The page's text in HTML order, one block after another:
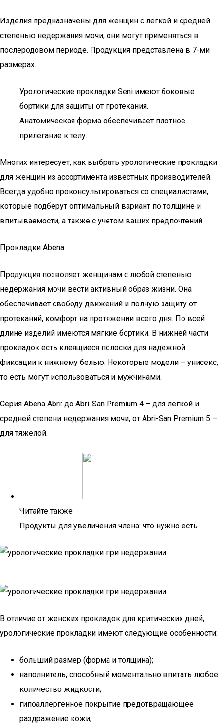
Изделия предназначены для женщин с легкой и средней
степенью недержания мочи, они могут применяться в
послеродовом периоде. Продукция представлена в 7-ми
размерах.
Урологические прокладки Seni имеют боковые
бортики для защиты от протекания.
Анатомическая форма обеспечивает плотное
прилегание к телу.
Многих интересует, как выбрать урологические прокладки
для женщин из ассортимента известных производителей.
Всегда удобно проконсультироваться со специалистами,
которые подберут оптимальный вариант по толщине и
впитываемости, а также с учетом ваших предпочтений.
Прокладки Abena
Продукция позволяет женщинам с любой степенью
недержания мочи вести активный образ жизни. Она
обеспечивает свободу движений и полную защиту от
протеканий, комфорт на протяжении всего дня. По всей
длине изделий имеются мягкие бортики. В нижней части
прокладок есть клеящиеся полоски для надежной
фиксации к нижнему белью. Некоторые модели – унисекс,
то есть могут использоваться и мужчинами.
Серия Abena Abri: до Abri-San Premium 4 – для легкой и
средней степени недержания мочи, от Abri-San Premium 5 –
для тяжелой.
Читайте также:
Продукты для увеличения члена: что нужно есть
В отличие от женских прокладок для критических дней,
урологические прокладки имеют следующие особенности:
больший размер (форма и толщина);
наполнитель, способный моментально впитать любое
количество жидкости;
гипоаллергенное покрытие предотвращающее
раздражение кожи;